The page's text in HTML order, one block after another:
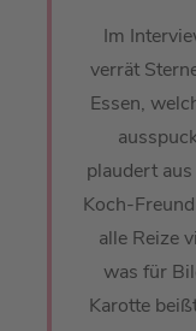
Im
verrät
Essen,
plaudert
Koch-
alle Reize
was für
Karotte